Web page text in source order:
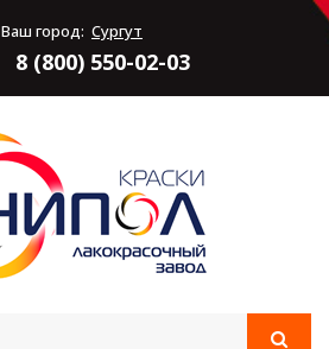
Ваш город: Сургут
8 (800) 550-02-03